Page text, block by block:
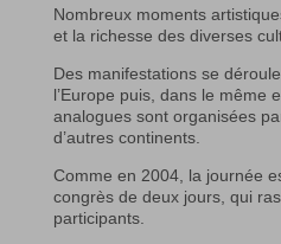
Nombreux moments
et la richesse des diverses
Des manifestations se
l’Europe puis, dans le même
analogues sont organisées
d’autres continents.
Comme en 2004, la journée
congrès de deux jours, qui
participants.